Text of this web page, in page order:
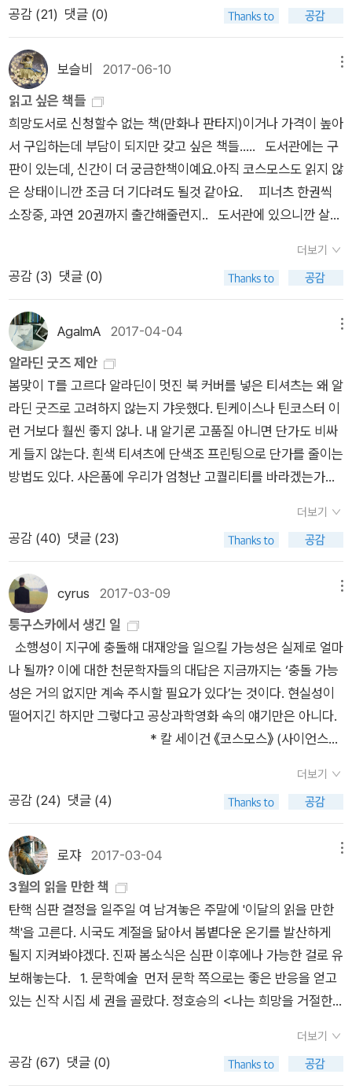
예지'가 되지 않길 바란다. 혜성은 2061년에 다시 온다. 나는 그
야 할 텐데……. [1] 칼 세이건 《혜성》275쪽 ('나는 가정을 필요
로 하지 않습니다.')[2] 같은 책, 462쪽
h)’라는 이름이 붙여진 골든 레코드(Voyager Golden Record)
가 실려 있었다. 골든 레코드는 우주 어딘가에 살고 있을 외계 생
명체에게 보내는 ‘지구인들의 마지막 메시지’다. 골든 레코드에
지구와 모든 생명체에 대한 정보가 들어 있다. 한국어 ‘안녕하세
요’를 포함한 55가지 언어의 인사말, 지구에 살면 들을 수 있는
여러 가지 소리, 지능이 높은 외계 생명체에게 들려주고 싶은 음
악이 녹음되었다. * 칼 세이건, 홍승수 옮김 《코스모스》 (사이언
스북스, 2006년) * 앤 드루얀, 김명남 옮김 《코스모스: 가능한
세계들》 (사이언스북스, 2020년) * 칼 세이건 · 앤 드루얀 함께
혜원 옮김 《혜성》 (사이언스북스, 2016년)골든 레코드 개발 프
로젝트의 총책임자는 칼 세이건(Carl Sagan)이다. 기술 감독은
인간과 소통할 수 있는 외계 생명체(외계 문명)의 수를 계산한
‘드레이크 방정식’을 제안한 프랭크 도널드 드레이크(Frank Do
nald Drake)다. 창작 감독은 세이건과 함께 TV 다큐멘터리 <코
스모스>(Cosmos)를 제작한 앤 드루얀(Ann Druyan), 레코드
에 실릴 인사말을 구성하는 작업은 린다 살츠먼 세이건(Linda S
alzman Sagan)이 맡았다. 1981년에 세이건과 린다는 이혼했
고, 세이건은 ‘이미 오래된 연인’ 앤 드루얀과 재혼했다. 드루얀과
세이건은 《혜성》(Comet, 1985년), 《잊혀진 조상의 그림자》(Sh
on-Haunted World, 1995년)을 함께 썼다. 2014년, 드루얀은
다큐멘터리의 후속작 <코스모스: 가능한 세계들>(Cosmos: Po
ssibl Worlds)을 만들었다. 진행자는 천체물리학자 닐 디그래스
타이슨(Neil deGrasse Tyson)이다. * 데이비드 조지 해스컬,
노승영 옮김 《야생의 치유하는 소리: 경이로운 소리들, 진화의 창
조성, 감각의 멸종 위기》 (에이도스, 2023년)고래의 소리를 레코
드에 포함하자고 제안한 사람은 드루얀이다. 그녀는 고래를 동물
이 아닌 ‘인간과 함께 지구를 공유하는 지적인 이웃들’이라고 생
각했다. 드루얀은 고래들을 존중하는 의미로, 고래의 인사말을 정
다. 드루얀의 생각에 공감한 해양생물학자 로저 페인(Roger Pa
yne)은 자신이 버뮤다 앞바다에서 녹음한 혹등고래의 소리가 아
름답다면서 추천했다. 로저 페인은 아내 캐서린 페인(Katharine
‘Katy’ Payne)과 함께 버뮤다에서 혹등고래의 소리를 녹음했다.
부부는 혹등고래의 소리에 인간의 소리처럼 반복 구조가 있다는
사실을 발견했고, 혹등고래의 소리를 ‘노래’라고 주장했다. 로저
페인은 고래잡이에 반대하는 메시지를 알리기 위해 혹등고래의
소리를 모아서 편집한 음반을 발표했다. 음반 제목은 <혹등고래
의 노래>(Songs of the Humpback Whale)다.세이건도 드류
얀의 생각에 동의했다. 골든 레코드에 실린 혹등고래의 노래는 U
N 대표들의 인사말 다음에 나온다. 세이건의 표현대로 혹등고래
멜빌, 김석희 옮김 《모비 딕》 (작가정신, 2024년)* 허먼 멜빌, 강
는 상세한 사진과 설명을 통해 보완한다면, 내용이 보다 명확하게
다가온다. 눈 속에서 사는 식물들에게 겨울은 여행이다. 식물은
우리처럼 공간을 이동하면서 여행하지 않는다. 일반적으로 식물
은 장소를 이동하지 않는다. 대신 그들은 사건을 하나하나 경험하
고 견뎌내면서 시간을 통한 여행을 한다. 그런 의미에서 겨울은
특히 긴 여행이다. _ 호프 자런, <랩 걸>, p154[사진] <DK 식물
대백과 사전> 中 히아신스와 대부분의 밑뿌리 식물들은 계절적
으로 건기가 있는 지역에서 살아간다. 이러한 지역은 비가 많이
내리는 봄이 지나면 긴 여름 가뭄이 찾아온다. 수축근은 온도가
더 서늘하고, 건조에 덜 취약한 땅속으로 알뿌리를 더 깊이 끌어
리가 자라고 식물은 이듬해 봄에 꽃 피을 준비를 마친다. _ DK <
식물> 편집위원회, <DK 식물 대백과 사전>, p37 다른 한 편으
로 <랩 걸>은 사회 문제를 이야기하는 책이다. 책 곳곳에는 과학
계에서 상대적으로 소수인 '여성' 과학자로서 겪어야 하는 차별과
어려움이 담겼다. 식물과의 차이를 인정해야 연구가 가능한 자신
과 다름을 인정하지 않는 과학계 주류와의 갈등이 담긴 내용은 일
종의 모순상황이다. 그리고, 저자의 어려움 속에서 우리는 한 인
물을 떠올리게 된다. 로잘리드 플랭클린(Rosalind Elsie Fran
klin, 1920 ~ 1958). DNA 발견에 거의 결정적인 공헌을 했지만,
그리고, <로잘린드 프랭클린과 DNA>는 잊혀진 과학자 프랭클
린의 삶에 대해 보다 자세히 알려주는 책이라 생각된다. 연장선상
에서 노벨 화학상과 물리학상을 모두 받은 유명한 마리 퀴리(Ma
ria Sklodowska-Curie, 1867 ~ 1934)와 영국 중심의 물리학
계의 중심 뉴턴(Sir Isaac Newton, 1643 ~ 1727)의 물리학의
종말을 고한 독일계 유태인 출신 과학자 아인슈타인(Albert Eins
tein, 1879 ~ 1955) 평전도 비주류 과학자들의 어려움을 알게
해주는 책이라 생각된다. 가볍게 읽고자 한다면, 지식인 마을의
<퀴리 & 마이트너 : 마녀들의 연금술 이야기> <나가오카 & 유
카와 : 아시아에서 과학하기>가 관련 주제를 생각하기에 좋을 책
이다. 박사학위를 받기 위해 보낸 4년이라는 시간이 눈 깜짝할 사
터 교수 자리에 지원했고, 빠른 속도로 성정하는 주립대학인 조지
아 공과대학교에서 채용 제의를 받았다. _ 호프 자런, <랩 걸>, p
68 내 사무실과 종잇장처럼 얇은 벽을 사이에 두고 위치한 휴게
실에서 매일 아침 10시에서 10시 30분 사이에 내 성적 취향이나
어릴 때 겪었을지 모르는 트라우마에 관해 벌어지는 토론을 듣게
되는 영광을 누린 결과, 나는 여자 교수들과 과에서 일하는 여성
비서들은 학계의 천적과 같은 존재들이라는 사실을 알게 됐다._
호프 자런, <랩 걸>, p105 마지막으로 <랩 걸>안에는 삶의 지
혜가 담겨 있다. 저자는 자신의 삶과 자신의 연구를 분리시키지
지식이 아닌 우리 삶의 지혜로 받아들일 수 있게 된다. 책이 주는
이러한 다양한 매력이 <랩 걸>이 인기를 끌게된 매력이 아닐까
생각하게 된다. <랩 걸>안의 여러 모습을 정리하다보니 칼 세이
다(불이 나서 집이 타고 있는데, 옆에서 화제 원인에 대한 분석만
다뤄볼 수 있겠다. 전염병이 면역반응과 관계가 있고, 이는 분자
생물학의 영역이고 하는 식. 그런 관심까지 갖는 독자라면 일본의
괴물 저자 타치바나 다카시가 1987년 노벨 생리의학상 수상자
도네가와 스스무와 나눈 대담집 <정신과 물질>(곰출판)을 읽어
볼 수 있다. 대학에 들어갈 때까지 '세포'의 존재조차 몰랐던 화학
전공자가 노벨상 과학자가 되기까지의 지적 여정과 그의 연구 주
제('항체의 다양성 생성의 유전학적 원리 해명')가 심도 있는 소개
된다. 면역, 더 구체적으로 면역학 혁명을 다룬 책이라면, 대니얼
데이비스의 <뷰티풀 큐어>(21세기북스)도 참고할 수 있는 책이
다. 도네가와의 업적 얘기도 나오는지 봐야겠다. 그리고 몇년 전
에 나온 율라 비스의 <면역에 관하여>(열린책들)은 논픽션 작가
가 쓴 면역학 이야기다. 이 주제에 관심이 있는 독자라면 수준에
맞는 책을 골라서 읽어봐도 좋겠다. 그리고 코스모스. 분야로는
분자생물학에서 천체물리학으로 도약하는 셈인데, 칼 세이건과
함께 부창부수를 이루었던 앤 드루얀의 <코스모스>(사이언스북
스)가 최근에 나왔다. 두 사람이 각각 쓰거나 공저한 책만 하더라
도 10권이 넘고 이 책들이 계속 소개되는 듯싶다. 공저로는 <잊
혀진 조상의 그림자>와 <혜성> 등이 있다. 두 사람을 포함한 다
수 공저로는 <지구의 속삭임>도 떠오르는데, 벌써 4년 전 책이
간 탈탈 털릴 수 있다. * 오비디우스 《변신
이야기 2》 (민음사, 1998)* 오비디우스 《원전으로 읽는 변신 이
야기》 (도서출판 숲, 2005)* 오비디우스 《로마의 축제들》 (도서
출판 숲, 2010)* 플루타르코스 《플루타르코스 영웅전 1》 (휴먼
앤북스, 2010)* 플루타르코스 《플루타르코스 영웅전 전집 (상)》
(현대지성, 2016) 《로마인 이야기》에 실망한(혹은 ‘역사서로
둔갑한 역사소설’에 속아 넘어간) 독자들은 철저히 실증적으로
로마를 접근한 몸젠의 책에 후한 평가를 내렸을 것이다. 몸젠은
역사적 근거자료들을 토대로 로마와 관련된 구전 자료들을 비판
적으로 검토한다. 로마의 건국신화에 따르면 로물루스(Romulu
에 태어난 쌍둥이 아들이다. 부적절한 관계였던 두 사람은 이들을
제는 팔라티움 언덕의 동굴에서 늑대 젖을 먹고 자란다. 형제는
팔라티움 언덕 기슭에 로마를 건국하지만 권력 다툼을 벌여 로물
루스가 레무스를 죽이고 왕이 된다. 《로마사》 1권을 보면 역사학
에 남아있는 로마 건국신화의 흔적을 지워버리고 싶은 몸젠의 단
호한 입장을 확인할 수 있다. 로마가 자리 잡은 지역(팔라티움
언덕-cyrus 주)은 라티움 지방의 옛 정주지들과 비교할 때 오히
려 위생 면이나 농업생산력 면에서 좋은 환경은 아니었다. 포도나
풍부한 수원지도 없었다. 티베리스 강의 잦은 범람은 늪을 만들어
냈다. 알바롱가의 왕족 로물루스와 레무스의 영도 아래 알바롱가
로부터 일단의 사람들이 도망쳐 로마를 건설했다는 신화는, 이상
하게도 그렇게 불리한 장소에 로마가 생겨난 이유를 설명하는 동
시에 로마의 시초를 라티움 지방의 거대도시와 연결시키려는 역
사적 설명의 소박한 시도라고 하겠다. 스스로 ‘역사’이기를 희망
하지만 그다지 훌륭할 것 없는 단순한 설명에 불과한 이런 신화를
역사학은 다른 무엇보다 먼저 배제해야 할 것이다. [1] 《로마사》
는 확실히 로마 역사를 공부할 때 꼭 읽어야 책인 건 분명하다. 하
지만 이 책이 나온 연도가 19세기 중반이다. 《로마사》 1권은 185
4년에 출간되었다. 여러 번의 개정이 있었지만, 내용에 변화가 있
후부터 지금까지 백 오십여 년 동안 역사학자들은 로마와 관련된
수많은 정설에 도전했다. 그 과정에서 오랜 세월 동안 학계에 자
리 잡고 있던 정설이 뒤집히기도 했다. 로마 역사의 수수께끼를
밝혀 줄 새로운 자료가 발견된다면 몸젠이 《로마사》를 통해 제시
한 정설 또한 뒤집힐 수도 있다. 따라서 몸젠의 《로마사》를 ‘유일
무이한 로마 역사서’로 극찬하는 것은 지나친 과장이다. 이 책은
현시점에 눈높이를 맞춰서 꼼꼼하게 읽어야 한다. 과거 19세기에
통용되던 인식과 정설을 곧이곧대로 받아들이면 안 된다. 몸젠은
로마에 유행한 전염병의 원인에 대해 자신의 의견을 피력한다. 이
연의 각축장이었다. 천천히 형성된 하천 지형과 굉장한 화산 폭발
등이 한둘씩 지층을 형성했으며, 이 지층 위에 장차 세계 패권을
쥐게 될 민족이 결정되었다. (중략) 대지가 끊임없이 요철처럼 굴
공감 (21) 댓글 (0)
보슬비 2017-06-10
읽고 싶은 책들
희망도서로 신청할수 없는 책(만화나 판타지)이거나 가격이 높아
서 구입하는데 부담이 되지만 갖고 싶은 책들..... 도서관에는 구
판이 있는데, 신간이 더 궁금한책이예요.아직 코스모스도 읽지 않
은 상태이니깐 조금 더 기다려도 될것 같아요. 피너츠 한권씩
소장중, 과연 20권까지 출간해줄런지.. 도서관에 있으니깐 살펴
트가 나왔네요. 도서관에 구판은 있을지 몰라도 세트로 나오니 세
트가 탐나긴합니다. 표지가 좀 더 멋졌더라면 더 관심이 생겼
어 19금이라 내 스타일같은데...^^;;
더보기
공감 (3) 댓글 (0)
AgalmA 2017-04-04
알라딘 굿즈 제안
봄맞이 T를 고르다 알라딘이 멋진 북 커버를 넣은 티셔츠는 왜 알
라딘 굿즈로 고려하지 않는지 갸웃했다. 틴케이스나 틴코스터 이
런 거보다 훨씬 좋지 않나. 내 알기론 고품질 아니면 단가도 비싸
게 들지 않는다. 흰색 티셔츠에 단색조 프린팅으로 단가를 줄이는
방법도 있다. 사은품에 우리가 엄청난 고퀄리티를 바라겠는가ㅎ
었는데 티셔츠를 못 만들 이유는 더욱 없다. 이거 히트 칠 텐데!
대박 나면 저한테 티셔츠 한 장 더 주기ㅋ예전엔 티셔츠, 청바지
들어 주시길ㅎ 대신 잘. 최근 나온 책 중 판매 촉진할 만한 북 커
버를 골라 봄. 보르헤스나 버지니아 울프 얼굴 스케치를 간단
히 프린팅 해도 괜찮을 거고. 응용할 만한 소재는 무궁무진~ 읽
고 있는 책 티셔츠까지 입고 있다면 얼마나 마니아스럽고ㅋ 좋겠
는가! 거리에서 알라딘 굿즈 티를 입은 사람을 보면 반가울 거야
ㅎ! 티셔츠 때문에 책 사재기 현상이 나올지도ㅋ 지루한 머그컵은
이제 가라~이번 달 5만 원 이상 구매에 주는 알라딘 굿즈는 정말
실망이었다. 아이폰과 삼성 최신폰 아니면 소용없는 폰 케이스...
알라딘에 그 폰 소지자가 유독 많다는 통계가 나왔는지는 모르겠
으나ㅎ 그럴 리 없잖아ㅋ 또 독서 시에 켜둘 북램프보다 아로마
향초 이런 거도 좋겠음. 아날로그 감성 자극~컵 종류가 편하긴
하겠지만 알라딘 굿즈로 판매 촉진을 바란다면 아이디어 개발이
좀더 풍부해지셨으면 좋겠어요^^재미삼아 장난삼아 사는 것도
이 정도면 충분합니다^^; 저는 의미 있으면서 실용적인 걸 바랍
니다. ​
더보기
공감 (40) 댓글 (23)
cyrus 2017-03-09
퉁구스카에서 생긴 일
소행성이 지구에 충돌해 대재앙을 일으킬 가능성은 실제로 얼마
나 될까? 이에 대한 천문학자들의 대답은 지금까지는 ‘충돌 가능
성은 거의 없지만 계속 주시할 필요가 있다’는 것이다. 현실성이
떨어지긴 하지만 그렇다고 공상과학영화 속의 얘기만은 아니다.
다카시 《21세기 지의 도전》 (청어람미디어, 2003)* 게릿 L. 슈
버 《대충돌》 (영림카디널, 2004)* 콜린 윌슨 《세계의 불가사의
지역의 원시림 위로 불덩어리가 떨어졌다. 정체불명의 폭발로 인
해 약 2,000㎢의 숲이 완전히 타버렸다. 일본 히로시마에 떨어
진 원폭 1,000개가 폭발하는 것과 맞먹는 충격이었다. 미제로 남
은 ‘퉁구스카 폭발 사건’은 지금도 여전히 소행성과 혜성을 연구
하는 과학자들의 관심사다. 세계적으로 유명한 사건임에도 우리
나라에 퉁구스카 사건의 경위를 소개한 책이 많지 않다. 내가 알
아본 바로 칼 세이건(Carl Sagan)의 《코스모스》의 4장, 다치바
나 다카시(たちばなたかし)의 《21세기 지의 도전》, 게릿 L. 슈
버의 《대충돌》 그리고 콜린 윌슨(Colin Wilson)의 《세계의 불가
사의 1》이 전부다. 《혜성》에는 퉁구스카 사건을 조금만 언급했
다. 칼 세이건과 다치바나 다카시는 퉁구스카 사건의 원인 가설들
더보기
공감 (24) 댓글 (4)
로쟈2017-03-04
3월의 읽을 만한 책
탄핵 심판 결정을 일주일 여 남겨놓은 주말에 '이달의 읽을 만한
책'을 고른다. 시국도 계절을 닮아서 봄볕다운 온기를 발산하게
될지 지켜봐야겠다. 진짜 봄소식은 심판 이후에나 가능한 걸로 유
보해놓는다. 1. 문학예술 먼저 문학 쪽으로는 좋은 반응을 얻고
있는 신작 시집 세 권을 골랐다. 정호승의 <나는 희망을 거절한
7), 서효인의 <여수>(문학과지성사, 2017)다. 한국문학 대표 출
판사들의 시인선으로 마치 경합이라도 하듯이 출간되었는데, 독
더보기
공감 (67) 댓글 (0)